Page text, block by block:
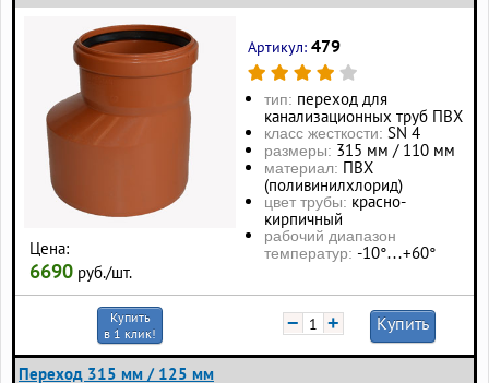
Цена:
6690 руб./шт.
Артикул: 479
тип: переход для
канализационных труб ПВХ
класс жесткости: SN 4
размеры: 315 мм / 110 мм
материал: ПВХ
(поливинилхлорид)
цвет трубы: красно-
кирпичный
рабочий диапазон
температур: -10°…+60°
Купить
в 1 клик!
− + Купить
Переход 315 мм / 125 мм